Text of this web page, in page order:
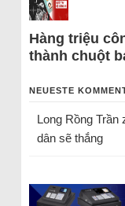
Hàng triệu
thành chuột
NEUESTE
Long Rồng Trần
dân sẽ thắng